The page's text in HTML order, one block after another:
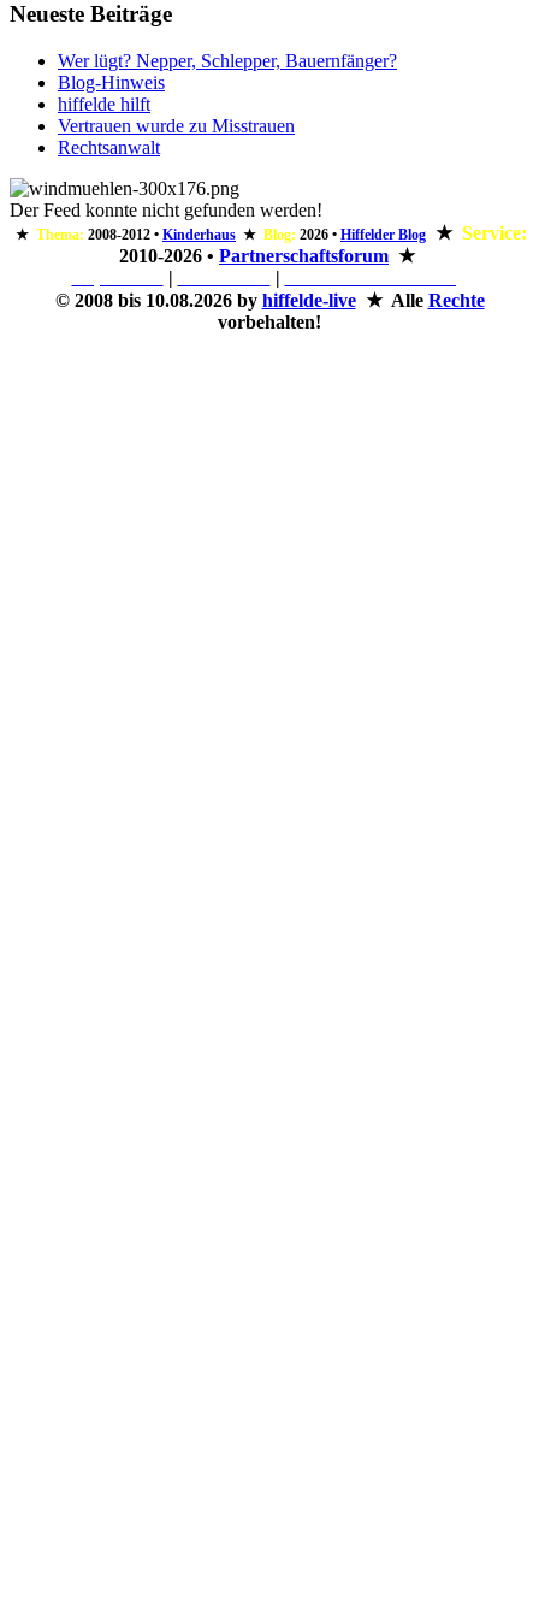
Neueste Beiträge
Wer lügt? Nepper, Schlepper, Bauernfänger?
Blog-Hinweis
hiffelde hilft
Vertrauen wurde zu Misstrauen
Rechtsanwalt
Der Feed konnte nicht gefunden werden!
★ Thema: 2008-2012 • Kinderhaus ★ Blog: 2026 • Hiffelder Blog ★ Service:
2010-2026 • Partnerschaftsforum ★
| |
©2008 bis 10.08.2026 by hiffelde-live★ Alle Rechte
vorbehalten!